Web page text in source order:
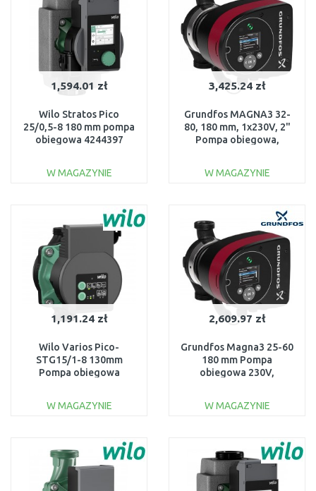
1,594.01 zł
Wilo Stratos Pico
25/0,5-8 180 mm pompa
obiegowa 4244397
W MAGAZYNIE
Do porównania
3,425.24 zł
Grundfos MAGNA3 32-
80, 180 mm, 1x230V, 2"
Pompa obiegowa,
W MAGAZYNIE
1,191.24 zł
Wilo Varios Pico-
STG15/1-8 130mm
Pompa obiegowa
W MAGAZYNIE
Do porównania
2,609.97 zł
Grundfos Magna3 25-60
180 mm Pompa
obiegowa 230V,
W MAGAZYNIE
Do porównania